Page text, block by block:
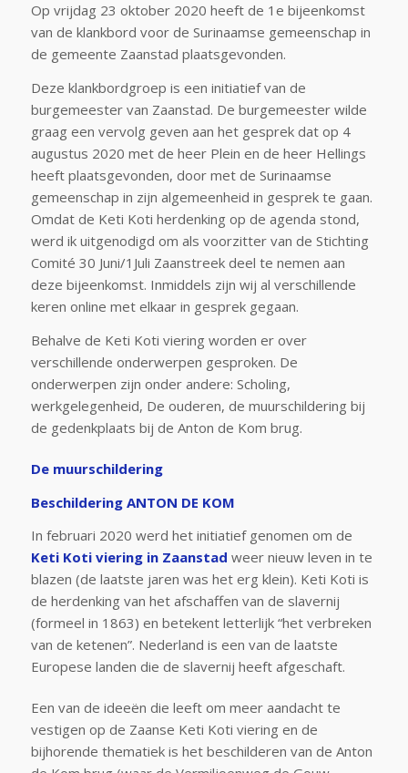
Op vrijdag 23 oktober 2020 heeft de 1 e bijeenkomst
van de klankbord voor de Surinaamse gemeenschap in
de gemeente Zaanstad plaatsgevonden.
Deze klankbordgroep is een initiatief van de
burgemeester van Zaanstad. De burgemeester wilde
graag een vervolg geven aan het gesprek dat op 4
augustus 2020 met de heer Plein en de heer Hellings
heeft plaatsgevonden, door met de Surinaamse
gemeenschap in zijn algemeenheid in gesprek te gaan.
Omdat de Keti Koti herdenking op de agenda stond,
werd ik uitgenodigd om als voorzitter van de Stichting
Comité 30 Juni/1Juli Zaanstreek deel te nemen aan
deze bijeenkomst. Inmiddels zijn wij al verschillende
keren online met elkaar in gesprek gegaan.
Behalve de Keti Koti viering worden er over
verschillende onderwerpen gesproken. De
onderwerpen zijn onder andere: Scholing,
werkgelegenheid, De ouderen, de muurschildering bij
de gedenkplaats bij de Anton de Kom brug.
De muurschildering
Beschildering ANTON DE KOM
In februari 2020 werd het initiatief genomen om de
Keti Koti viering in Zaanstad weer nieuw leven in te
blazen (de laatste jaren was het erg klein). Keti Koti is
de herdenking van het afschaffen van de slavernij
(formeel in 1863) en betekent letterlijk “het verbreken
van de ketenen”. Nederland is een van de laatste
Europese landen die de slavernij heeft afgeschaft.
Een van de ideeën die leeft om meer aandacht te
vestigen op de Zaanse Keti Koti viering en de
bijhorende thematiek is het beschilderen van de Anton